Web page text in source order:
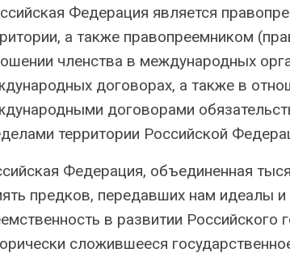
Федерация является
а также правопреемником
членства в международных
договорах, а также в
договорами
территории Российской
Федерация, объединенная
предков, передавших нам идеалы и
в развитии Российского
сложившееся